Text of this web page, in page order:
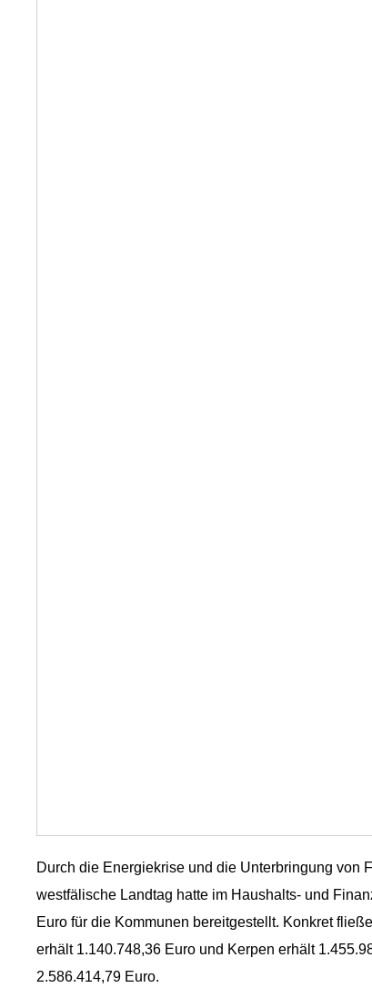
Durch die Energiekrise und die Unterbringung von
westfälische Landtag hatte im Haushalts- und
Euro für die Kommunen bereitgestellt. Konkret
erhält 1.140.748,36 Euro und Kerpen erhält
2.586.414,79 Euro.